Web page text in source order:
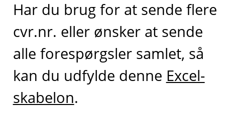
Har du brug for at sende flere
cvr.nr. eller ønsker at sende
alle forespørgsler samlet, så
kan du udfylde denne Excel-
skabelon.